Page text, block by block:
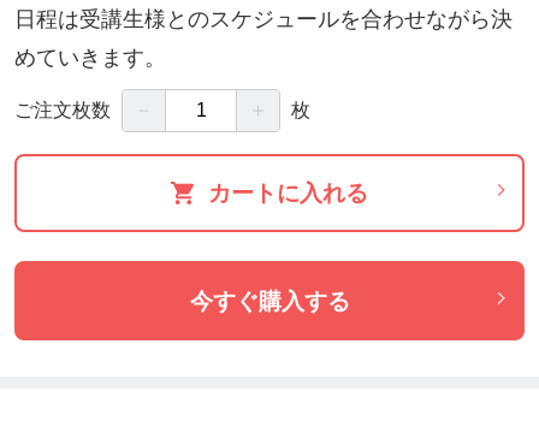
日程は受講生様とのスケジュールを合わせながら決
めていきます。
ご注文枚数 － ＋ 枚
カートに入れる
今すぐ購入する